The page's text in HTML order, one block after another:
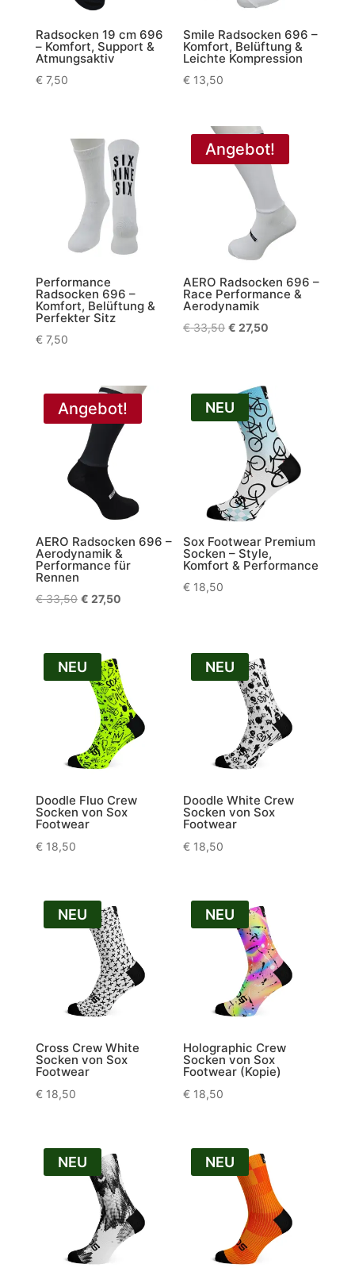
Radsocken 19 cm 696
– Komfort, Support &
Atmungsaktiv
€7,50
Smile Radsocken 696 –
Komfort, Belüftung &
Leichte Kompression
€ 13,50
Performance
Radsocken 696 –
Komfort, Belüftung &
Perfekter Sitz
€7,50
Angebot!
AERO Radsocken 696 –
Race Performance &
Aerodynamik
€33,50 Ursprünglicher
€ 33,50
€ 27,50
Angebot!
AERO Radsocken 696 –
Aerodynamik &
Performance für
Rennen
€33,50 Ursprünglicher
€ 33,50
€ 27,50Aktueller
NEU
Sox Footwear Premium
Socken – Style,
Komfort & Performance
€ 18,50
NEU
Doodle Fluo Crew
Socken von Sox
Footwear
€18,50
NEU
Doodle White Crew
Socken von Sox
Footwear
€ 18,50
NEU
Cross Crew White
Socken von Sox
Footwear
€18,50
NEU
Holographic Crew
Socken von Sox
Footwear (Kopie)
€ 18,50
NEU NEU